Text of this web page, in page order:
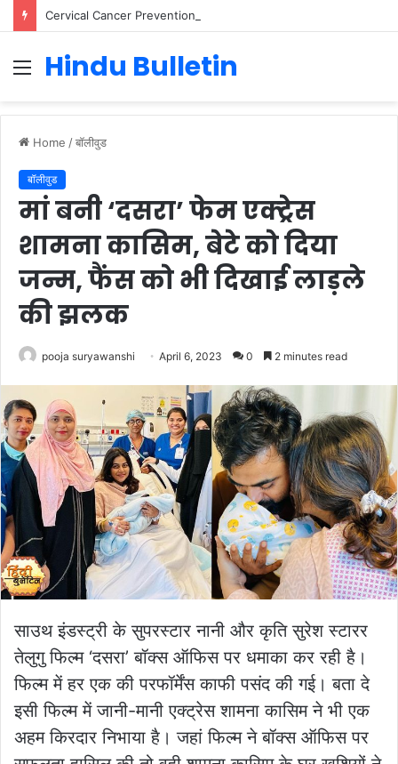
Menu
Hindu Bulletin
Home /बॉलीवुड
बॉलीवुड
मां बनी ‘दसरा’ फेम एक्ट्रेस
शामना कासिम, बेटे को दिया
जन्म, फैंस को भी दिखाई लाड़ले
की झलक
pooja suryawanshi April 6, 2023 0 2 minutes read
साउथ इंडस्ट्री के सुपरस्टार नानी और कृति सुरेश स्टारर
तेलुगु फिल्म ‘दसरा’ बॉक्स ऑफिस पर धमाका कर रही है।
फिल्म में हर एक की परफॉर्मेंस काफी पसंद की गई। बता दे
इसी फिल्म में जानी-मानी एक्ट्रेस शामना कासिम ने भी एक
अहम किरदार निभाया है। जहां फिल्म ने बॉक्स ऑफिस पर